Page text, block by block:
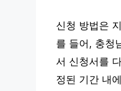
신청 방법은
를 들어, 충청
서 신청서를
정된 기간 내